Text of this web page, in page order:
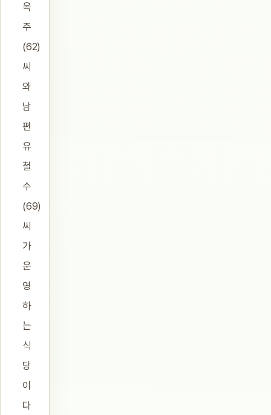
옥
주
(62)
씨
와
남
편
유
철
수
(69)
씨
가
운
영
하
는
식
당
이
다